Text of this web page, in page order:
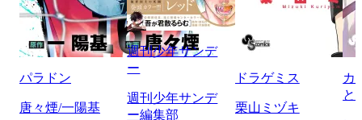
パラドン
唐々煙/一陽基
週刊少年サンデ
ー
週刊少年サンデ
ー編集部
ドラゲミス
栗山ミヅキ
カ
と